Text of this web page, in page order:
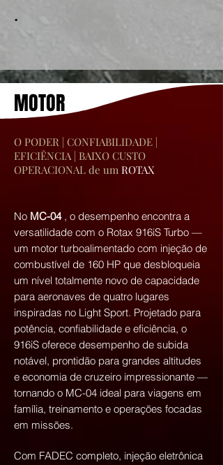
.
MOTOR
O PODER | CONFIABILIDADE |
EFICIÊNCIA | BAIXO CUSTO
OPERACIONAL de um ROTAX
No MC-04, o desempenho encontra a
versatilidade com o Rotax 916iS Turbo —
um motor turboalimentado com injeção de
combustível de 160 HP que desbloqueia
um nível totalmente novo de capacidade
para aeronaves de quatro lugares
inspiradas no Light Sport. Projetado para
potência, confiabilidade e eficiência, o
916iS oferece desempenho de subida
notável, prontidão para grandes altitudes
e economia de cruzeiro impressionante —
tornando o MC-04 ideal para viagens em
família, treinamento e operações focadas
em missões.
Com FADEC completo, injeção eletrônica